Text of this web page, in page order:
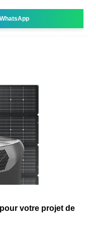
WhatsApp
votre projet de